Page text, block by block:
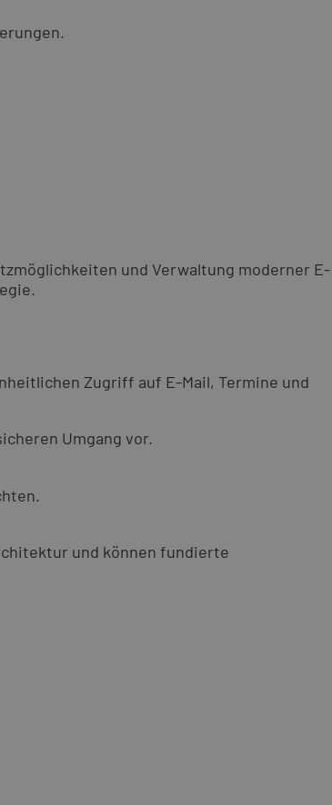
und Verwaltung moderner E-
Zugriff auf E-Mail, Termine und
Umgang vor.
und können fundierte